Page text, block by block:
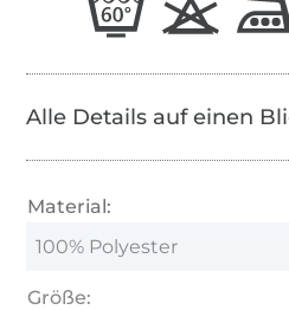
Alle Details auf einen
Material:
100% Polyester
Größe: